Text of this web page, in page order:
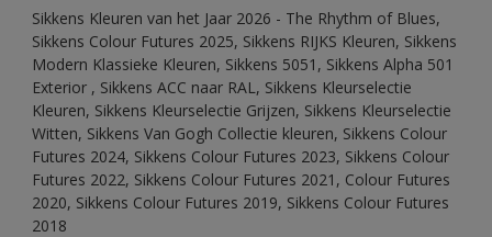
Sikkens Kleuren van het Jaar 2026 - The Rhythm of Blues,
Sikkens Colour Futures 2025, Sikkens RIJKS Kleuren, Sikkens
Modern Klassieke Kleuren, Sikkens 5051, Sikkens Alpha 501
Exterior , Sikkens ACC naar RAL, Sikkens Kleurselectie
Kleuren, Sikkens Kleurselectie Grijzen, Sikkens Kleurselectie
Witten, Sikkens Van Gogh Collectie kleuren, Sikkens Colour
Futures 2024, Sikkens Colour Futures 2023, Sikkens Colour
Futures 2022, Sikkens Colour Futures 2021, Colour Futures
2020, Sikkens Colour Futures 2019, Sikkens Colour Futures
2018